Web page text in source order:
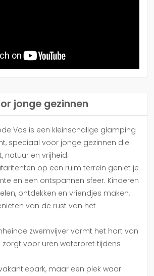
jonge gezinnen
Vos is een kleinschalige glamping
speciaal voor jonge gezinnen die
natuur en vrijheid.
op een ruim terrein geniet je
en een ontspannen sfeer. Kinderen
ontdekken en vriendjes maken,
van de rust van het
zwemvijver vormt het hart van
voor uren waterpret tijdens
maar een plek waar